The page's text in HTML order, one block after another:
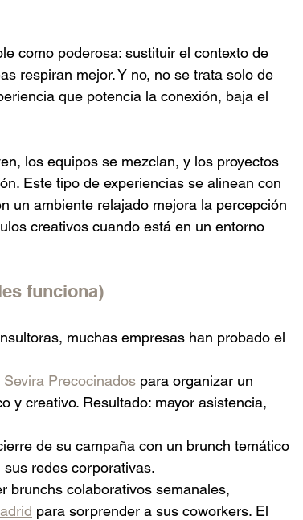
como poderosa: sustituir el contexto de
respiran mejor. Y no, no se trata solo de
que potencia la conexión, baja el
los equipos se mezclan, y los proyectos
Este tipo de experiencias se alinean con
un ambiente relajado mejora la percepción
creativos cuando está en un entorno
funciona)
muchas empresas han probado el
Sevira Precocinados para organizar un
y creativo. Resultado: mayor asistencia,
de su campaña con un brunch temático
redes corporativas.
brunchs colaborativos semanales,
para sorprender a sus coworkers. El